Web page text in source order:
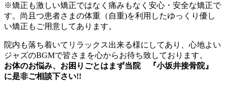
※矯正も激しい矯正ではなく痛みもなく安心・安全な矯正で
す。尚且つ患者さまの体重（自重)を利用したゆっくり優し
い矯正もご用意してあります。
院内も落ち着いてリラックス出来る様にしてあり、心地よい
ジャズのBGMで皆さまを心からお待ち致しております。
お体のお悩み、お困りごとはまず当院 『小坂井接骨院』
に是非ご相談下さい!!